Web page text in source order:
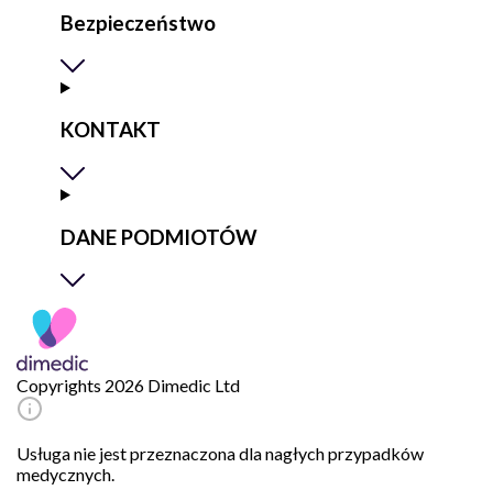
Bezpieczeństwo
KONTAKT
DANE PODMIOTÓW
Copyrights 2026 Dimedic Ltd
Usługa nie jest przeznaczona dla nagłych przypadków
medycznych.